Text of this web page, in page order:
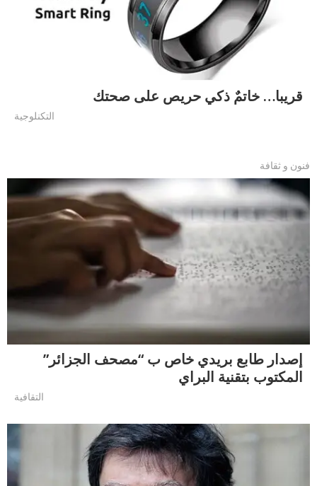
قريبا… خاتمٌ ذكي حريص على صحتك
التكنلوجية
فنون و ثقافة
إصدار طابع بريدي خاص ب “مصحف الجزائر”
المكتوب بتقنية البراي
التقافية